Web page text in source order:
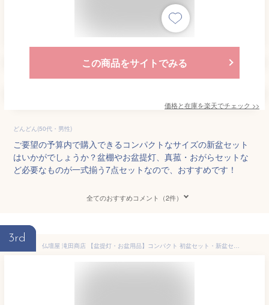
この商品をサイトでみる
価格と在庫を楽天でチェック >>
どんどん(50代・男性)
ご要望の予算内で購入できるコンパクトなサイズの新盆セット
はいかがでしょうか？盆棚やお盆提灯、真菰・おがらセットな
ど必要なものが一式揃う7点セットなので、おすすめです！
全てのおすすめコメント（2件）
3rd
仏壇屋 滝田商店 【盆提灯・お盆用品】コンパクト 初盆セット・新盆セット 灯影(ほかげ) そよ桜 回転 コードレス（一対タイプ） ４点セット ２-N ◆ モダン盆提灯・初盆飾り・ミニサイズ・初盆(新盆)のお飾りに必要なセットです。【滝田商店発行 証明書付】